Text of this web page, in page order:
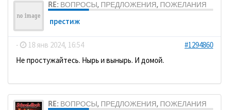
RE: ВОПРОСЫ, ПРЕДЛОЖЕНИЯ, ПОЖЕЛАНИЯ
престиж
- 18 янв 2024, 16:54
#1294860
Не простужайтесь. Нырь и вынырь. И домой.
RE: ВОПРОСЫ, ПРЕДЛОЖЕНИЯ, ПОЖЕЛАНИЯ